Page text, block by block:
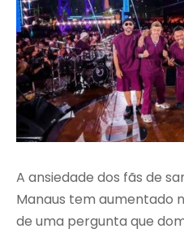
A ansiedade dos fãs de
Manaus tem aumentado
de uma pergunta que